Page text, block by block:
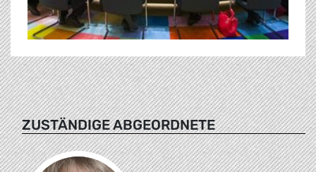
ZUSTÄNDIGE ABGEORDNETE